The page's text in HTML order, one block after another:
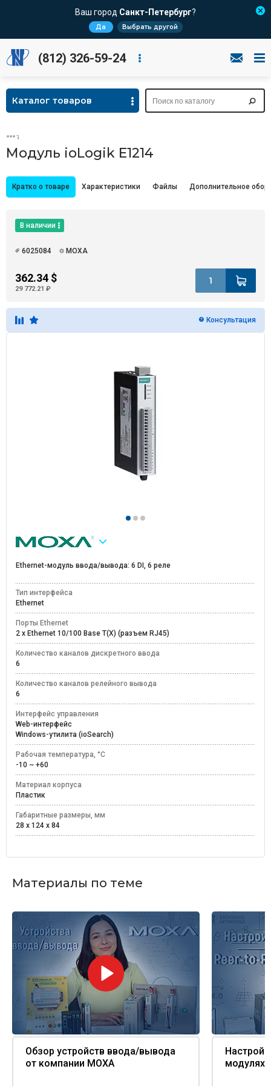
Ваш город Санкт-Петербург?
Да Выбрать другой
(812) 326-59-24
Каталог товаров
Модуль ioLogik E1214
Кратко о товаре Характеристики Файлы Дополнительное
В наличии
6025084 MOXA
362.34 $
29 772.21 ₽
Консультация
Ethernet-модуль ввода/вывода: 6 DI, 6 реле
Тип интерфейса
Ethernet
Порты Ethernet
2 x Ethernet 10/100 Base T(X) (разъем RJ45)
Количество каналов дискретного ввода
6
Количество каналов релейного вывода
6
Интерфейс управления
Web-интерфейс
Windows-утилита (ioSearch)
Рабочая температура, °C
-10 ~ +60
Материал корпуса
Пластик
Габаритные размеры, мм
28 х 124 х 84
Материалы по теме
Обзор устройств ввода/вывода
от компании MOXA
модулях